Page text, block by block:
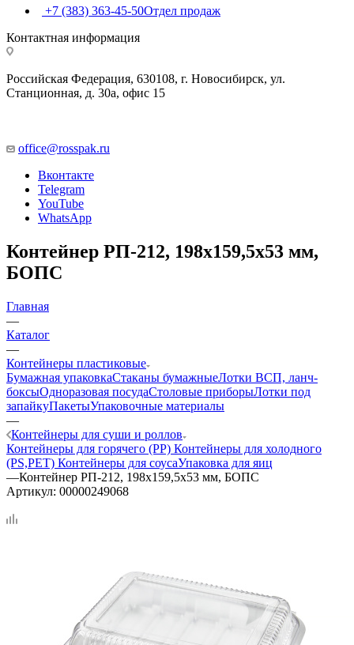
+7 (383) 363-45-50Отдел продаж
Контактная информация
Российская Федерация, 630108, г. Новосибирск, ул.
Станционная, д. 30а, офис 15
office@rosspak.ru
Вконтакте
Telegram
YouTube
WhatsApp
Контейнер РП-212, 198х159,5х53 мм,
БОПС
Главная
—
Каталог
—
Контейнеры пластиковые
Бумажная упаковкаСтаканы бумажныеЛотки ВСП, ланч-
боксыОдноразовая посудаСтоловые приборыЛотки под
запайкуПакетыУпаковочные материалы
—
Контейнеры для суши и роллов
Контейнеры для горячего (PP) Контейнеры для холодного
(PS,PET) Контейнеры для соусаУпаковка для яиц
—Контейнер РП-212, 198х159,5х53 мм, БОПС
Артикул: 00000249068